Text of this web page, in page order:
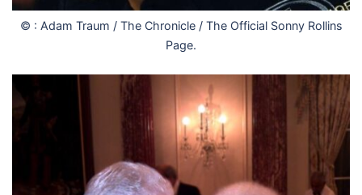
© : Adam Traum / The Chronicle / The Official Sonny Rollins
Page.